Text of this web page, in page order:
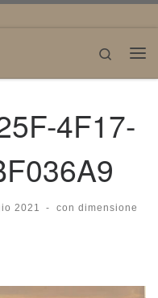
Search
4F17-
2021 -
con dimensione